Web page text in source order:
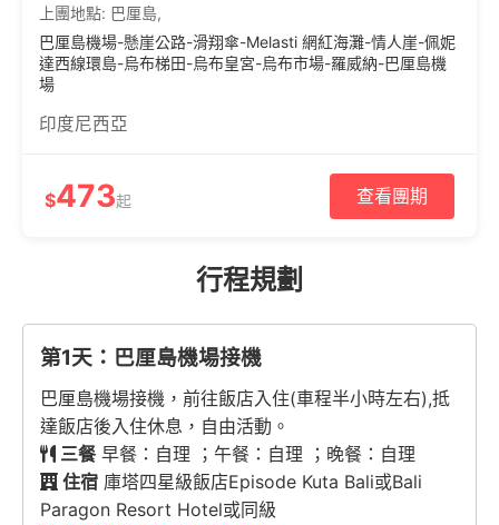
上團地點: 巴厘島,
巴厘島機場-懸崖公路-滑翔傘-Melasti 網紅海灘-情人崖-佩妮
達西線環島-烏布梯田-烏布皇宮-烏布市場-羅威納-巴厘島機
場
印度尼西亞
$473起 查看團期
行程規劃
第1天：巴厘島機場接機
巴厘島機場接機，前往飯店入住(車程半小時左右),抵
達飯店後入住休息，自由活動。
三餐早餐：自理 ；午餐：自理 ；晚餐：自理
住宿 庫塔四星級飯店Episode Kuta Bali或Bali
Paragon Resort Hotel或同級